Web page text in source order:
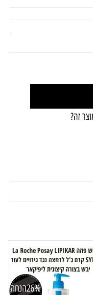
זה?
לה רוש פוזה La Roche Posay LIPIKAR
SYNDET קרם ג'ל לרחצה נגד גירויים לעור
יבש בצורה קיצונית ליפיקאר
26%הנחה